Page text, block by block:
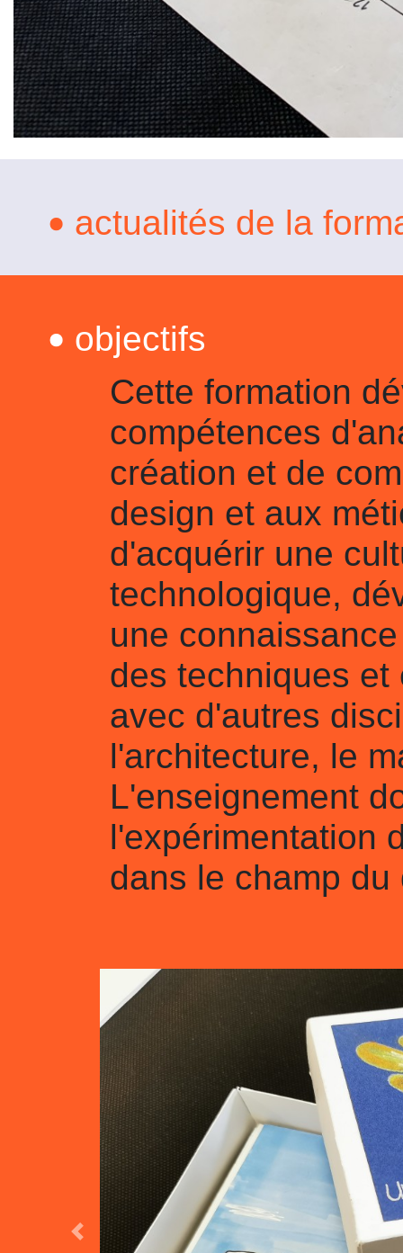
• actualités de la
• objectifs
Cette formation
compétences
création et de
design et aux
d'acquérir une
technologique,
une
des techniques
avec d'autres
l'architecture, le
L'enseignement
l'expérimentation
dans le champ
Previous